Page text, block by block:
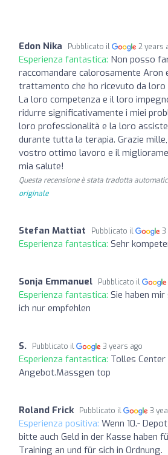
Edon Nika Pubblicato il 2 years
Esperienza fantastica: Non posso
raccomandare calorosamente Aron
trattamento che ho ricevuto da loro
La loro competenza e il loro
ridurre significativamente i miei
loro professionalità e la loro
durante tutta la terapia. Grazie
vostro ottimo lavoro e il
mia salute!
Questa recensione è stata tradotta
originale
Stefan Mattiat Pubblicato il 3
Esperienza fantastica: Sehr
Sonja Emmanuel Pubblicato il
Esperienza fantastica: Sie haben
ich nur empfehlen
S. Pubblicato il 3 years ago
Esperienza fantastica: Tolles
Angebot.Massgen top
Roland Frick Pubblicato il 3
Esperienza positiva: Wenn 10.-
bitte auch Geld in der Kasse haben
Training an und für sich in Ordnung.